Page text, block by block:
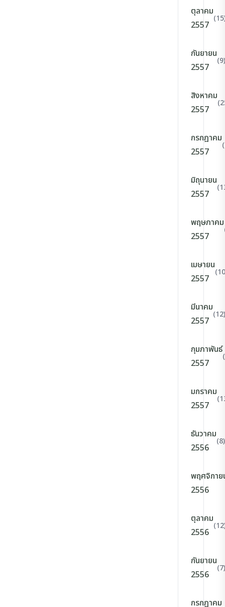
ตุลาคม
2557
กันยายน
2557
(9)
สิงหาคม
2557
กรกฎาคม
2557
มิถุนายน
2557
พฤษภาคม
2557
เมษายน
2557
มีนาคม
2557
(12)
กุมภาพันธ์
2557
มกราคม
2557
ธันวาคม
2556
(8)
พฤศจิกาย
2556
ตุลาคม
2556
กันยายน
2556
(7)
กรกฎาคม